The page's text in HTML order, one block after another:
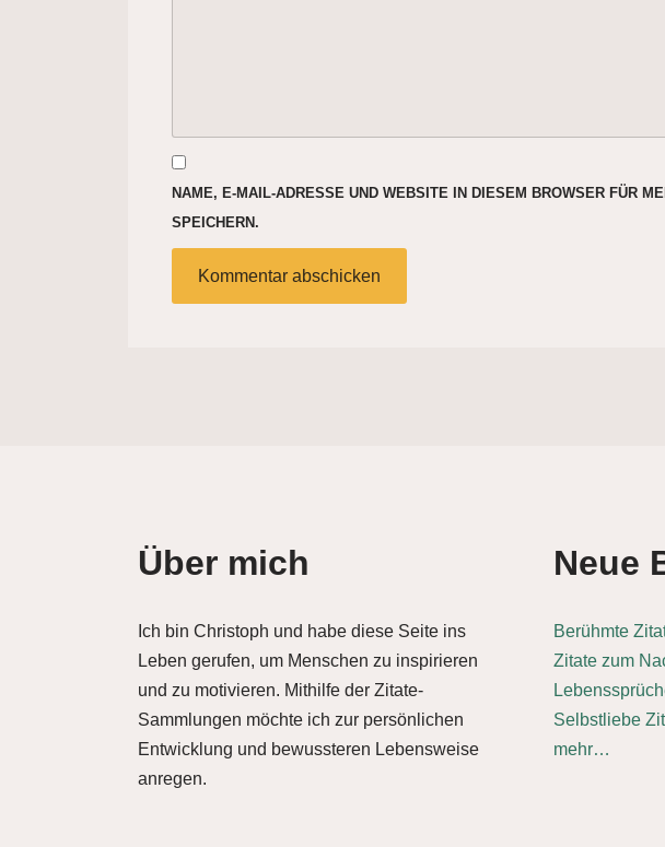
NAME, E-MAIL-ADRESSE UND WEBSITE IN DIESEM BROWSER FÜR
SPEICHERN.
Über mich
Ich bin Christoph und habe diese Seite ins
Leben gerufen, um Menschen zu inspirieren
und zu motivieren. Mithilfe der Zitate-
Sammlungen möchte ich zur persönlichen
Entwicklung und bewussteren Lebensweise
anregen.
Neue
Berühmte
Zitate zum
Selbstliebe
mehr…